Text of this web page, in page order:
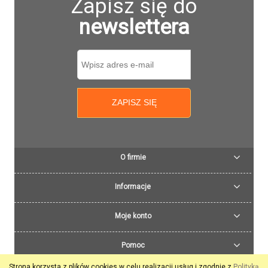
Zapisz się do
newslettera
ZAPISZ SIĘ
O firmie
Informacje
Moje konto
Pomoc